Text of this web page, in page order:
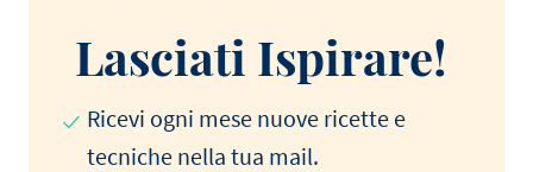
Lasciati Ispirare!
Ricevi ogni mese nuove ricette e
tecniche nella tua mail.